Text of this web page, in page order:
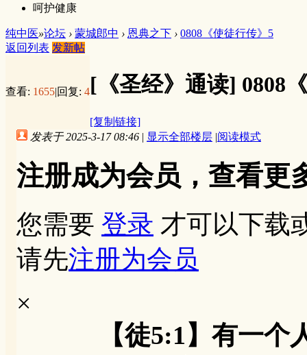
呵护健康
纯中医»论坛 › 蒙城郎中 › 恩典之下 › 0808《使徒行传》5
返回列表 发新帖
查看: 1655|回复: 4[《圣经》通读] 0808
[复制链接]
发表于 2025-3-17 08:46 | 显示全部楼层 |阅读模式
注册成为会员，查看更
您需要 登录 才可以下载
请先注册为会员
×
【徒5:1】有一个